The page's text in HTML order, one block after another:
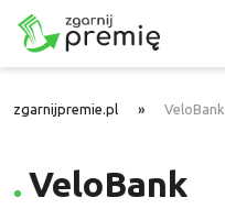
zgarnijpremie.pl » VeloBank
VeloBank